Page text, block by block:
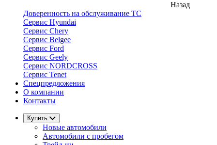
Назад
Доверенность на обслуживание ТС
Сервис Hyundai
Сервис Chery
Сервис Belgee
Сервис Ford
Сервис Geely
Сервис NORDCROSS
Сервис Tenet
Спецпредложения
О компании
Контакты
Купить
Новые автомобили
Автомобили с пробегом